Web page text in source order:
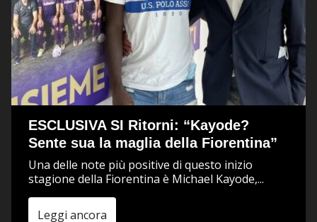
ESCLUSIVA SI Ritorni: “Kayode?
Sente sua la maglia della Fiorentina”
Una delle note più positive di questo inizio
stagione della Fiorentina è Michael Kayode,...
Leggi ancora